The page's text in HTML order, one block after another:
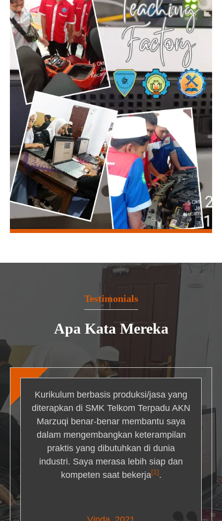
Testimonials
Apa Kata Mereka
Kurikulum berbasis produksi/jasa yang
diterapkan di SMK Telkom Terpadu AKN
Marzuqi benar-benar membantu saya
dalam mengembangkan keterampilan
praktis yang dibutuhkan di dunia
industri. Saya merasa lebih siap dan
kompeten saat bekerja[1] .